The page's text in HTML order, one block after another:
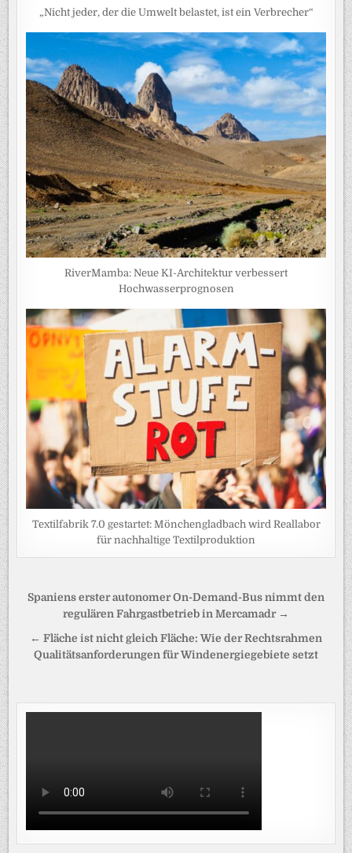
„Nicht jeder, der die Umwelt belastet, ist ein Verbrecher“
RiverMamba: Neue KI-Architektur verbessert
Hochwasserprognosen
Textilfabrik 7.0 gestartet: Mönchengladbach wird Reallabor
für nachhaltige Textilproduktion
Beitragsnavigation
Spaniens erster autonomer On-Demand-Bus nimmt den
regulären Fahrgastbetrieb in Mercamadr →
← Fläche ist nicht gleich Fläche: Wie der Rechtsrahmen
Qualitätsanforderungen für Windenergiegebiete setzt